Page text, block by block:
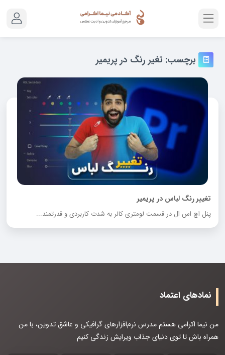
برچسب: تغیر رنگ در پریمیر
تغییر رنگ لباس در پریمیر
پنل اچ اس ال در قسمت لومتری کالر به شدت کاربردی و قدرتمند...
نمادهای اعتماد
من نیما اکرامی هستم مدرس نرم‌افزارهای گرافیکی و عاشق تدوین، با من
همراه باش تا توی دنیای جذاب ویرایش زندگی کنیم